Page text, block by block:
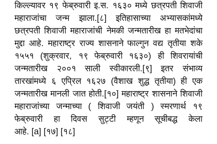
किल्ल्यावर १९ फेब्रुवारी इ.स. १६३० मध्ये छत्रपती शिवाजी
महाराजांचा जन्म झाला.[८] इतिहासाच्या अभ्यासकांमध्ये
छत्रपती शिवाजी महाराजांची नेमकी जन्मतारीख हा मतभेदांचा
मुद्दा आहे. महाराष्ट्र राज्य शासनाने फाल्गुन वद्य तृतीया शके
१५५१ (शुक्रवार, १९ फेब्रुवारी १६३०) ही शिवरायांची
जन्मतारीख २००१ साली स्वीकारली.[९] इतर संभाव्य
तारखांमध्ये ६ एप्रिल १६२७ (वैशाख शुद्ध तृतीया) ही एक
जन्मतारीख मानली जात होती.[१०] महाराष्ट्र शासनाने शिवाजी
महाराजांच्या जन्माच्या ( शिवाजी जयंती ) स्मरणार्थ १९
फेब्रुवारी हा दिवस सुट्टी म्हणून सूचीबद्ध केला
आहे. [a] [१७] [१८]